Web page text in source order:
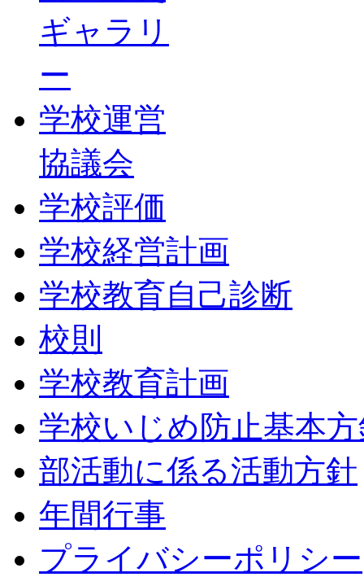
ギャラリ
ー
学校運営
協議会
学校評価
学校経営計画
学校教育自己診断
校則
学校教育計画
学校いじめ防止基本
部活動に係る活動方針
年間行事
プライバシーポリシー